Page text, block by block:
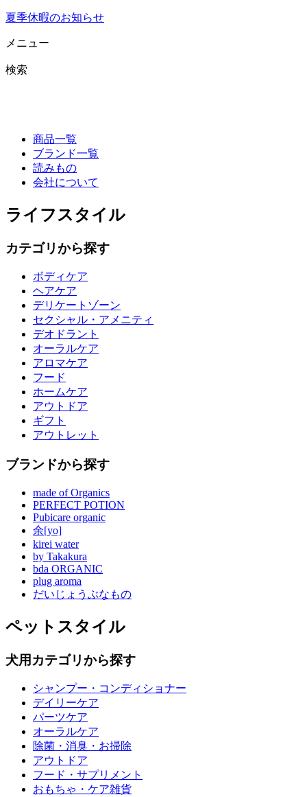
夏季休暇のお知らせ
メニュー
検索
商品一覧
ブランド一覧
読みもの
会社について
ライフスタイル
カテゴリから探す
ボディケア
ヘアケア
デリケートゾーン
セクシャル・アメニティ
デオドラント
オーラルケア
アロマケア
フード
ホームケア
アウトドア
ギフト
アウトレット
ブランドから探す
made of Organics
PERFECT POTION
Pubicare organic
余[yo]
kirei water
by Takakura
bda ORGANIC
plug aroma
だいじょうぶなもの
ペットスタイル
犬用カテゴリから探す
シャンプー・コンディショナー
デイリーケア
パーツケア
オーラルケア
除菌・消臭・お掃除
アウトドア
フード・サプリメント
おもちゃ・ケア雑貨